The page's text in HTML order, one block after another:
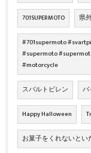
701SUPERMOTO 県
#701supermoto
#supermoto
#motorcycle
スバルトピレン バ
Happy Halloween
お菓子をくれないと